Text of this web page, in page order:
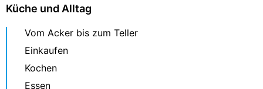
Küche und Alltag
Vom Acker bis zum Teller
Einkaufen
Kochen
Essen